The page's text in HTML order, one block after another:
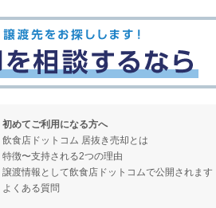
初めてご利用になる方へ
飲食店ドットコム 居抜き売却とは
特徴〜支持される2つの理由
譲渡情報として飲食店ドットコムで公開されます
よくある質問